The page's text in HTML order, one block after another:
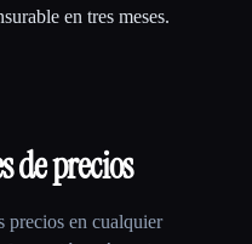
en tres meses.
de precios
precios en cualquier